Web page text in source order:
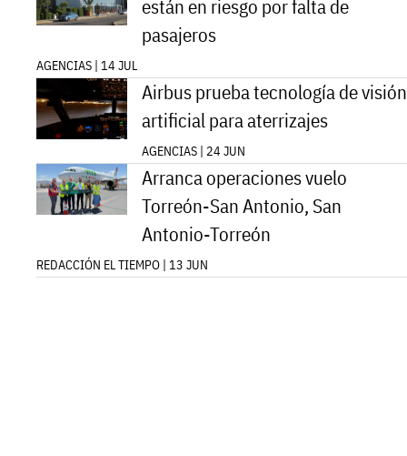
están en riesgo por falta de
pasajeros
AGENCIAS | 14 JUL
Airbus prueba tecnología de visión
artificial para aterrizajes
AGENCIAS | 24 JUN
Arranca operaciones vuelo
Torreón-San Antonio, San
Antonio-Torreón
REDACCIÓN EL TIEMPO | 13 JUN